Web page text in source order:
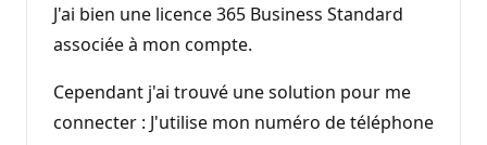
J'ai bien une licence 365 Business Standard
associée à mon compte.
Cependant j'ai trouvé une solution pour me
connecter : J'utilise mon numéro de téléphone